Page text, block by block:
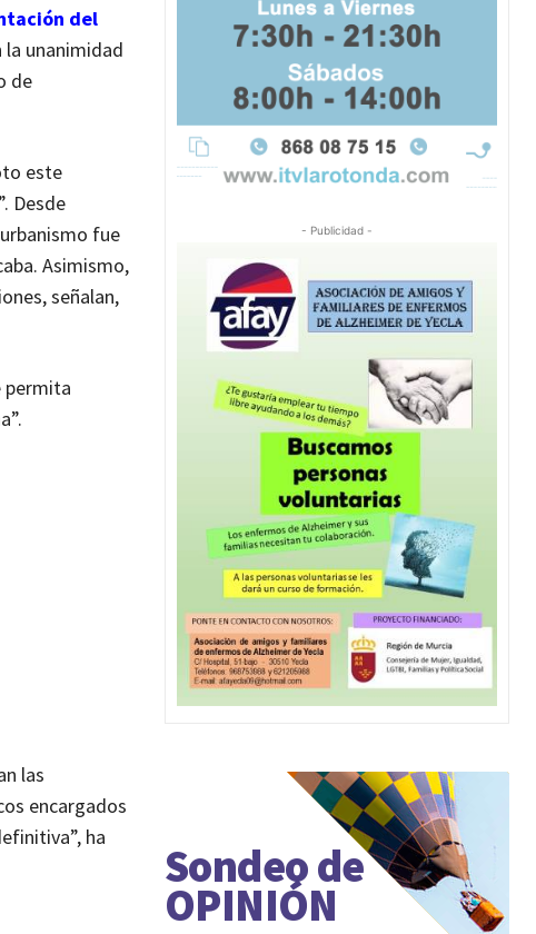
del
unanimidad
de
este
Desde
fue
Asimismo,
señalan,
permita
las
encargados
ha
- Publicidad -
Sondeo de
OPINIÓN